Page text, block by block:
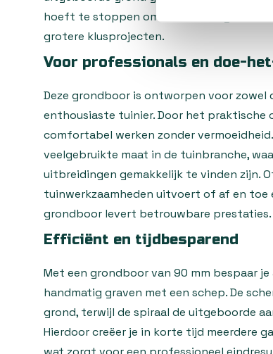
hoeft te stoppen om de boor leeg te
grotere klusprojecten.
Voor professionals en doe-
Deze grondboor is ontworpen voor zowel
enthousiaste tuinier. Door het praktische
comfortabel werken zonder
veelgebruikte maat in de tuinbranche,
uitbreidingen gemakkelijk te vinden zijn.
tuinwerkzaamheden uitvoert of af en toe
grondboor levert betrouwbare prestaties.
Efficiënt en tijdbesparend
Met een grondboor van 90 mm bespaar
handmatig graven met een schep. De
grond, terwijl de spiraal de uitgeboorde
Hierdoor creëer je in korte tijd meerdere